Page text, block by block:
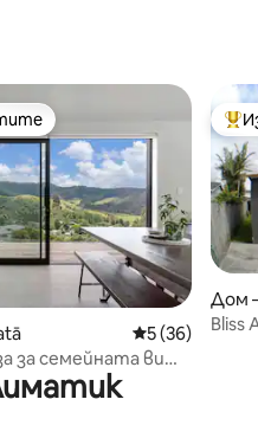
на гостите
Средна
5 (36)
за семейната ви
Дом
Bliss